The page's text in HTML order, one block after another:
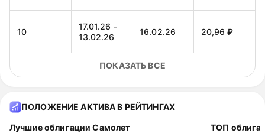
10
17.01.26 -
13.02.26
16.02.26 20,96 ₽
11
16.02.26 -
17.03.26
18.03.26 -
16.04.26
ПОКАЗАТЬ ВСЕ
ПОЛОЖЕНИЕ АКТИВА В РЕЙТИНГАХ
Лучшие облигации Самолет ТОП